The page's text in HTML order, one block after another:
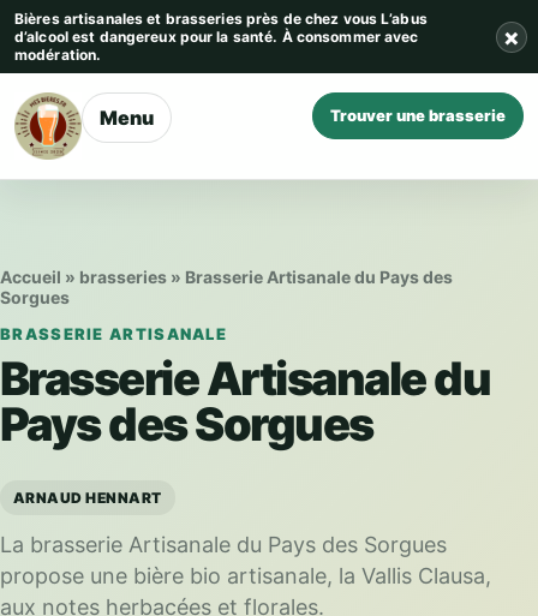
Aller au contenu
Bières artisanales et brasseries près de chez vous L’abus
d’alcool est dangereux pour la santé. À consommer avec
modération.
×
Menu Trouver une brasserie
Accueil » brasseries » Brasserie Artisanale du Pays des
Sorgues
BRASSERIE ARTISANALE
Brasserie Artisanale du
Pays des Sorgues
ARNAUD HENNART
La brasserie Artisanale du Pays des Sorgues
propose une bière bio artisanale, la Vallis Clausa,
aux notes herbacées et florales.